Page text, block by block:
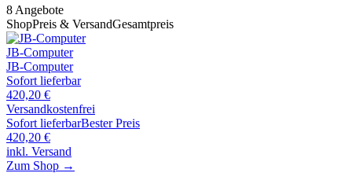
8 Angebote
ShopPreis & VersandGesamtpreis
JB-Computer
JB-Computer
Sofort lieferbar
420,20 €
Versandkostenfrei
Sofort lieferbarBester Preis
420,20 €
inkl. Versand
Zum Shop →